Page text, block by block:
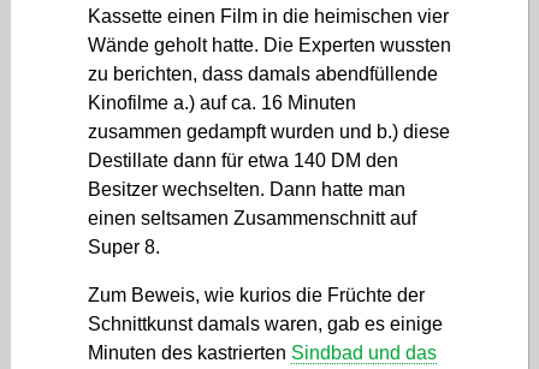
Kassette einen Film in die heimischen vier
Wände geholt hatte. Die Experten wussten
zu berichten, dass damals abendfüllende
Kinofilme a.) auf ca. 16 Minuten
zusammen gedampft wurden und b.) diese
Destillate dann für etwa 140 DM den
Besitzer wechselten. Dann hatte man
einen seltsamen Zusammenschnitt auf
Super 8.
Zum Beweis, wie kurios die Früchte der
Schnittkunst damals waren, gab es einige
Minuten des kastrierten Sindbad und das